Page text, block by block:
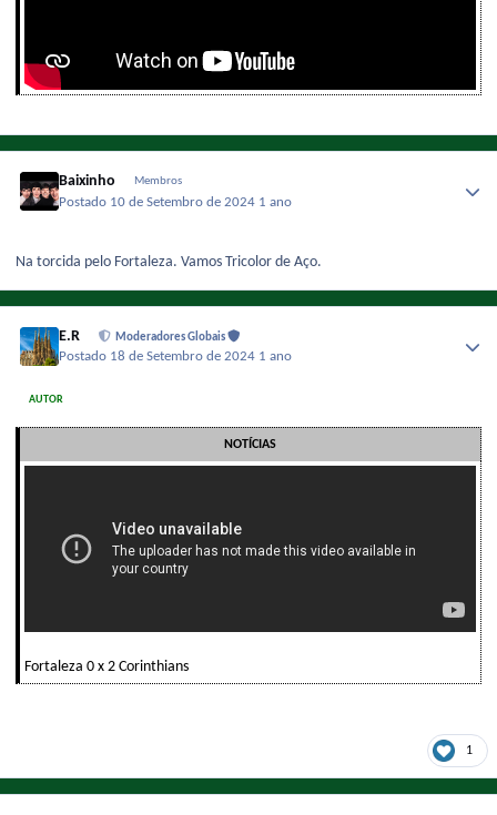
Baixinho Membros
Postado 10 de Setembro de 2024 1 ano
Na torcida pelo Fortaleza. Vamos Tricolor de Aço.
E.R Moderadores Globais
Postado 18 de Setembro de 2024 1 ano
AUTOR
NOTÍCIAS
Fortaleza 0 x 2 Corinthians
1